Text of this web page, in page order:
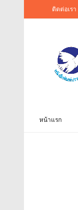
ติดต่อเรา
หน้าแรก